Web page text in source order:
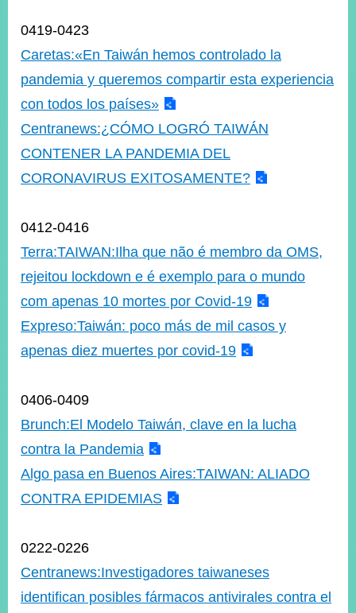
Open
Information
Announcement
Contact
Us
0419-0423
Caretas:«En Taiwán hemos controlado la
pandemia y queremos compartir esta experiencia
con todos los países»
Centranews:¿CÓMO LOGRÓ TAIWÁN
CONTENER LA PANDEMIA DEL
CORONAVIRUS EXITOSAMENTE?
0412-0416
Terra:TAIWAN:Ilha que não é membro da OMS,
rejeitou lockdown e é exemplo para o mundo
com apenas 10 mortes por Covid-19
Expreso:Taiwán: poco más de mil casos y
apenas diez muertes por covid-19
0406-0409
Brunch:El Modelo Taiwán, clave en la lucha
contra la Pandemia
Algo pasa en Buenos Aires:TAIWAN: ALIADO
CONTRA EPIDEMIAS
0222-0226
Centranews:Investigadores taiwaneses
identifican posibles fármacos antivirales contra el